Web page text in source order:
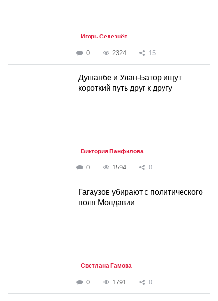
Игорь Селезнёв
0 2324 15
Душанбе и Улан-Батор ищут
короткий путь друг к другу
Виктория Панфилова
0 1594 0
Гагаузов убирают с политического
поля Молдавии
Светлана Гамова
0 1791 0